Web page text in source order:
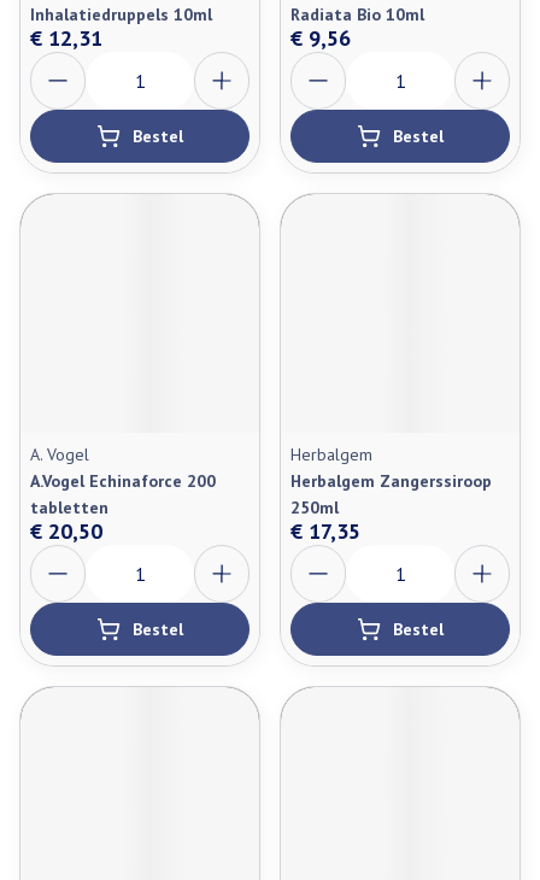
Inhalatiedruppels 10ml
€ 12,31
Aantal
Bestel
Radiata Bio 10ml
€ 9,56
Aantal
Bestel
A. Vogel
A.Vogel Echinaforce 200
tabletten
€ 20,50
Aantal
Bestel
Herbalgem
Herbalgem Zangerssiroop
250ml
€ 17,35
Aantal
Bestel